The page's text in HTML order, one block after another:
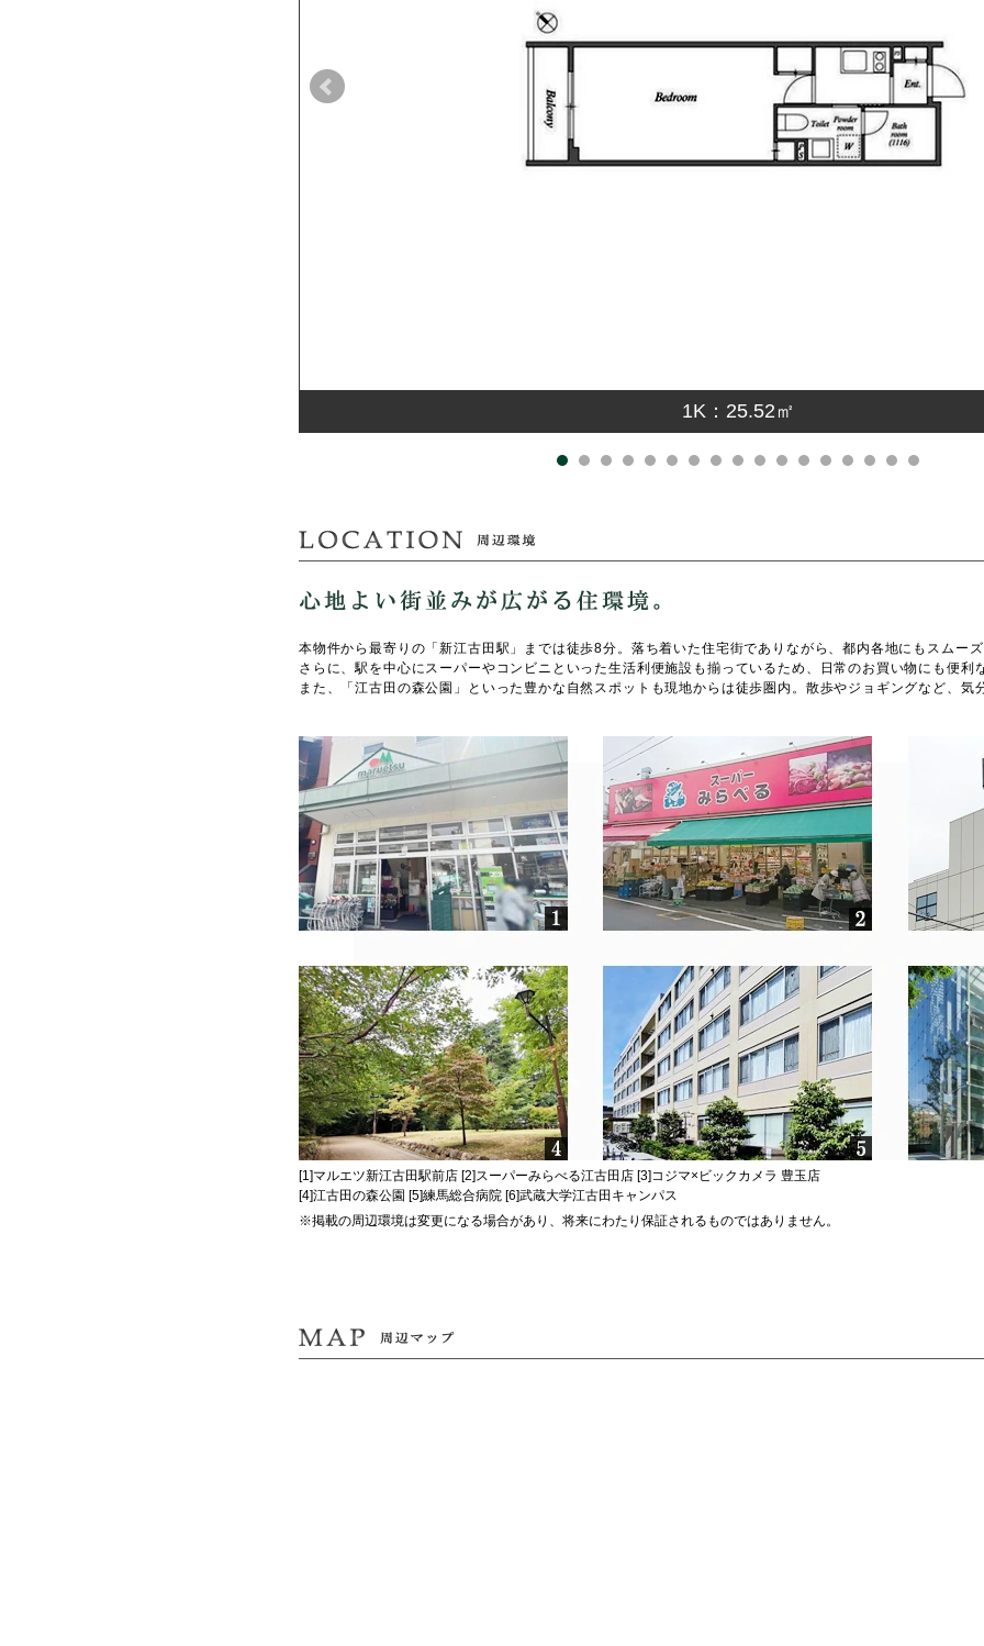
1K：25.52㎡
本物件から最寄りの「新江古田駅」までは徒歩8分。落ち着いた住宅街でありながら、都内各地にもスムーズ
さらに、駅を中心にスーパーやコンビニといった生活利便施設も揃っているため、日常のお買い物にも便利
また、「江古田の森公園」といった豊かな自然スポットも現地からは徒歩圏内。散歩やジョギングなど、気
[1]マルエツ新江古田駅前店 [2]スーパーみらべる江古田店 [3]コジマ×ビックカメラ 豊玉店
[4]江古田の森公園 [5]練馬総合病院 [6]武蔵大学江古田キャンパス
※掲載の周辺環境は変更になる場合があり、将来にわたり保証されるものではありません。